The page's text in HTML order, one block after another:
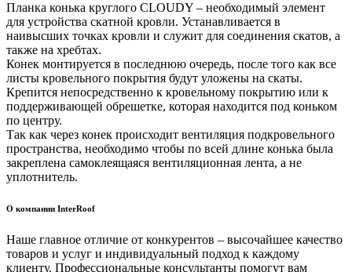
Планка конька круглого CLOUDY – необходимый элемент
для устройства скатной кровли. Устанавливается в
наивысших точках кровли и служит для соединения скатов, а
также на хребтах.
Конек монтируется в последнюю очередь, после того как все
листы кровельного покрытия будут уложены на скаты.
Крепится непосредственно к кровельному покрытию или к
поддерживающей обрешетке, которая находится под коньком
по центру.
Так как через конек происходит вентиляция подкровельного
пространства, необходимо чтобы по всей длине конька была
закреплена самоклеящаяся вентиляционная лента, а не
уплотнитель.
О компании InterRoof
Наше главное отличие от конкурентов – высочайшее качество
товаров и услуг и индивидуальный подход к каждому
клиенту. Профессиональные консультанты помогут вам